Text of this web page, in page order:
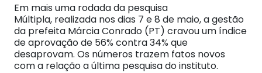
Em mais uma rodada da pesquisa
Múltipla, realizada nos dias 7 e 8 de maio, a gestão
da prefeita Márcia Conrado (PT) cravou um índice
de aprovação de 56% contra 34% que
desaprovam. Os números trazem fatos novos
com a relação a última pesquisa do instituto.